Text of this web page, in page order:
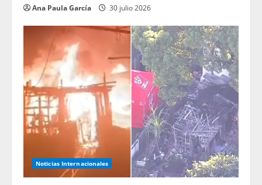
Ana Paula García 30 julio 2026
Noticias Internacionales